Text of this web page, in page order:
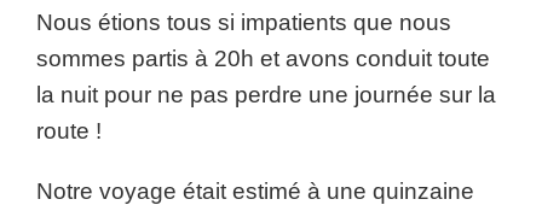
Nous étions tous si impatients que nous
sommes partis à 20h et avons conduit toute
la nuit pour ne pas perdre une journée sur la
route !
Notre voyage était estimé à une quinzaine